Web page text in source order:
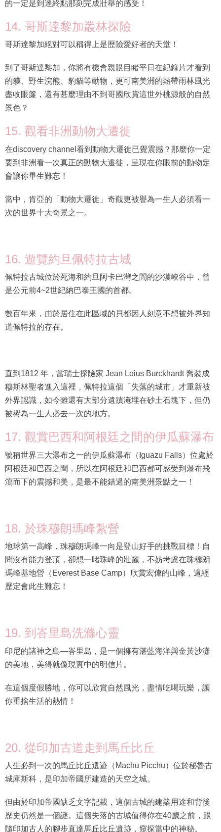
的一定是到達終點那刻完成壯舉的感受！
14. 哥斯達黎加叢林探險
哥斯達黎加絕對可以稱得上是歷險愛好者的天堂！
到了哥斯達黎加，你將有機會親眼目睹平日在紀錄片才看到
的貘、野生浣熊、豹貓等動物，更可南美洲的熱帶雨林風光
盡收眼簾，還有甚麼理由不到哥國欣賞這世外桃源般的自然
景色？
15. 觀看非洲動物大遷徙
在discovery channel看到動物大遷徙已覺震撼？那麼你一定
要到非洲看一次真正的動物大遷徙，呈現在你眼前的動物定
會讓你畢生難忘！
當中，肯亞的「動物大遷徙」奇觀更被譽為一生人必須看一
次的世界十大奇景之一。
16. 遊覽約旦佩特拉古城
佩特拉古城位於死海和約旦阿卡巴灣之間的沙漠峽谷中，曾
是公元前4~2世紀納巴泰王國的首都。
數百年來，由於居住在此區域的貝都因人刻意不想被外界知
道佩特拉的存在。
直到1812 年，當瑞士探險家 Jean Loius Burckhardt 喬裝成
穆斯林聖者進入這裡，佩特拉這個「失落的城市」才重新被
外界認識，如今雖還有大部分遺蹟淹埋在砂土石塊下，但仍
被譽為一生人必去一次的地方。
17. 觀賞巴西和阿根廷之間的伊瓜蘇瀑布
號稱世界三大瀑布之一的伊瓜蘇瀑布（Iguazu Falls）位處於
阿根廷和巴西之間，所以在阿根廷和巴西都可感受到瀑布飛
瀉而下的震撼和美，是最不能錯過的南美洲景點之一！
18. 於珠穆朗瑪峰紮營
地球第一高峰，珠穆朗瑪峰一向是登山好手的挑戰目標！自
問沒有能力登頂，卻想一暏珠峰的壯麗，不妨考慮在珠穆朗
瑪峰基地營（Everest Base Camp）欣賞宏偉的山峰，這經
歷定會此生難忘！
19. 到峇里島洗滌心靈
印尼的諸神之島—峇里島，是一個擁有湛藍海洋與金黃沙灘
的美地，美得就像現實中的明信片。
在這個度假勝地，你可以欣賞自然風光，盡情吃喝玩樂，讓
你重捨生活的熱情！
20. 從印加古道走到馬丘比丘
人生必到一次的馬丘比丘遺迹（Machu Picchu）位於秘魯古
城庫斯科，是印加帝國所建造的天空之城。
但由於印加帝國缺乏文字記載，這個古城的建築用途和背後
歷史仍然是一個謎。這個失落的古城值得你在40歲之前，跟
隨印加古人的腳步直達馬丘比丘遺跡，窺探當中的神秘。